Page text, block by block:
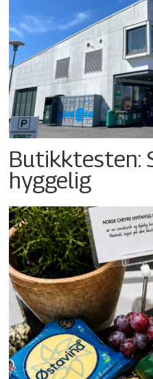
Butikktesten:
hyggelig